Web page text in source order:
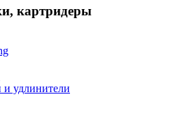
картридеры
и удлинители